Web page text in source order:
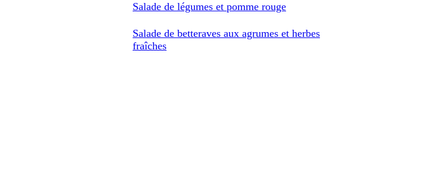
Salade de légumes et pomme rouge
Salade de betteraves aux agrumes et herbes
fraîches